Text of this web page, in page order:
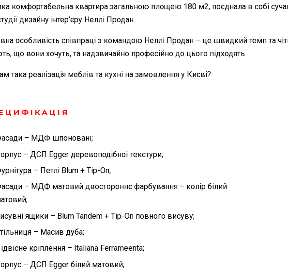
комфортабельна квартира загальною площею 180 м2, поєднала в собі
дизайну інтер’єру Неллі Продан.
особливість співпраці з командою Неллі Продан – це швидкий темп та
що вони хочуть, та надзвичайно професійно до цього підходять.
така реалізація меблів та кухні на замовлення у Києві?
– МДФ шпоновані;
– ДСП Egger деревоподібної текстури;
– Петлі Blum + Tip-Оn;
– МДФ матовий двостороннє фарбування – колір білий
ящики – Blum Tandem + Tip-Оn повного висуву;
– Масив дуба;
кріплення – Italiana Ferrameenta;
– ДСП Egger білий матовий;